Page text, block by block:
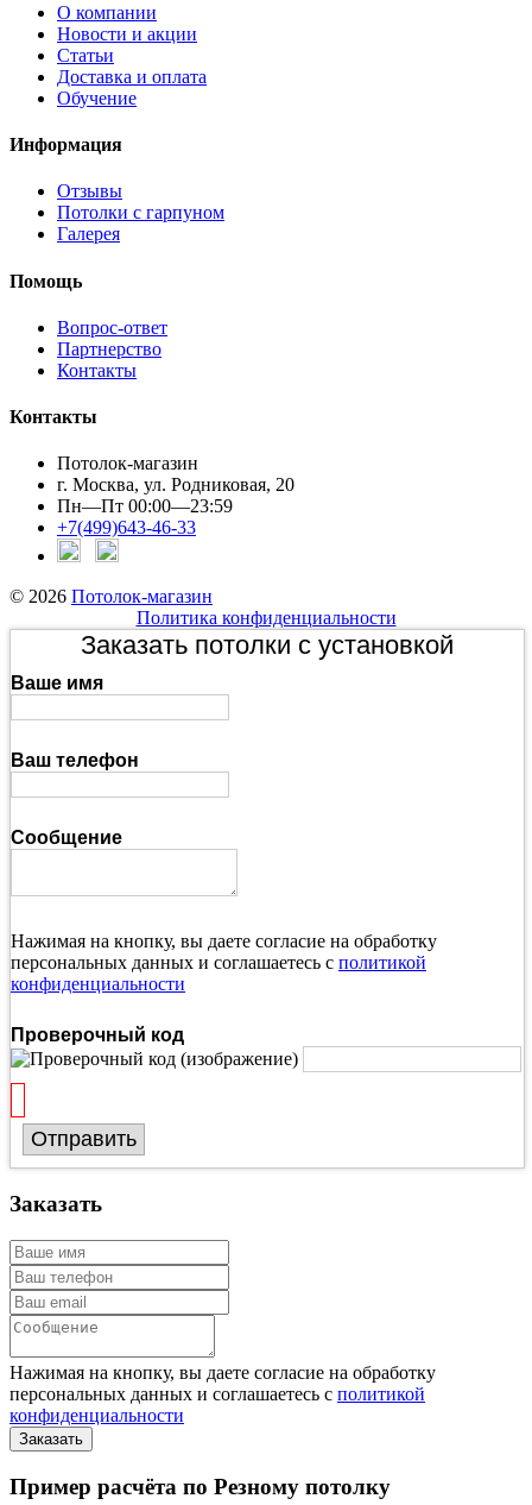
О компании
Новости и акции
Статьи
Доставка и оплата
Обучение
Информация
Отзывы
Потолки с гарпуном
Галерея
Помощь
Вопрос-ответ
Партнерство
Контакты
Контакты
Потолок-магазин
г. Москва, ул. Родниковая, 20
Пн—Пт 00:00—23:59
+7(499)643-46-33
© 2026 Потолок-магазин
Политика конфиденциальности
Заказать потолки с установкой
Ваше имя
Ваш телефон
Сообщение
Нажимая на кнопку, вы даете согласие на обработку
персональных данных и соглашаетесь с политикой
конфиденциальности
Проверочный код
Отправить
Заказать
Нажимая на кнопку, вы даете согласие на обработку
персональных данных и соглашаетесь с политикой
конфиденциальности
Пример расчёта по Резному потолку